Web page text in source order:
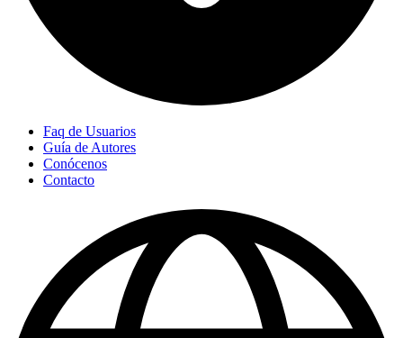
Faq de Usuarios
Guía de Autores
Conócenos
Contacto